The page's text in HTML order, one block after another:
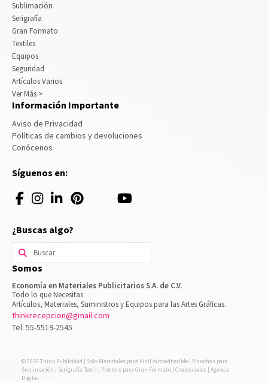
Sublimación
Serigrafía
Gran Formato
Textiles
Equipos
Seguridad
Artículos Varios
Ver Más >
Información Importante
Aviso de Privacidad
Políticas de cambios y devoluciones
Conócenos
Síguenos en:
¿Buscas algo?
Buscar
por:
Somos
Economía en Materiales Publicitarios S.A. de C.V.
Todo lo que Necesitas
Artículos, Materiales, Suministros y Equipos para las Artes Gráficas.
thinkrecepcion@gmail.com
Tel: 55-5519-2545
© 2026 Think Publicidad | Solo Materiales para Vinil Autoadherible | Planchas para
Sublimación | Serigrafía Textil | Plotters para Gran Formato | Credenciales | Agencia
Digital